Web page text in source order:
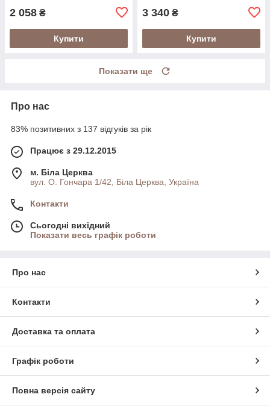
2 058 ₴
Купити
3 340 ₴
Купити
Показати ще
Про нас
83% позитивних з 137 відгуків за рік
Працює з 29.12.2015
м. Біла Церква
вул. О. Гончара 1/42, Біла Церква, Україна
Контакти
Сьогодні вихідний
Показати весь графік роботи
Про нас
Контакти
Доставка та оплата
Графік роботи
Повна версія сайту